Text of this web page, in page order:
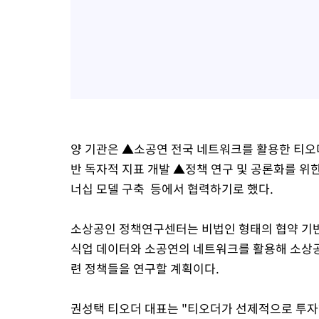
양 기관은 ▲소공연 전국 네트워크를 활용한 티
반 독자적 지표 개발 ▲정책 연구 및 공론화를
너십 모델 구축 등에서 협력하기로 했다.
소상공인 정책연구센터는 비법인 형태의 협약
식업 데이터와 소공연의 네트워크를 활용해 소
련 정책들을 연구할 계획이다.
권성택 티오더 대표는 "티오더가 선제적으로 투